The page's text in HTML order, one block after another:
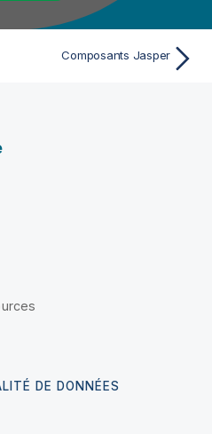
Composants Jasper
DE DONNÉES